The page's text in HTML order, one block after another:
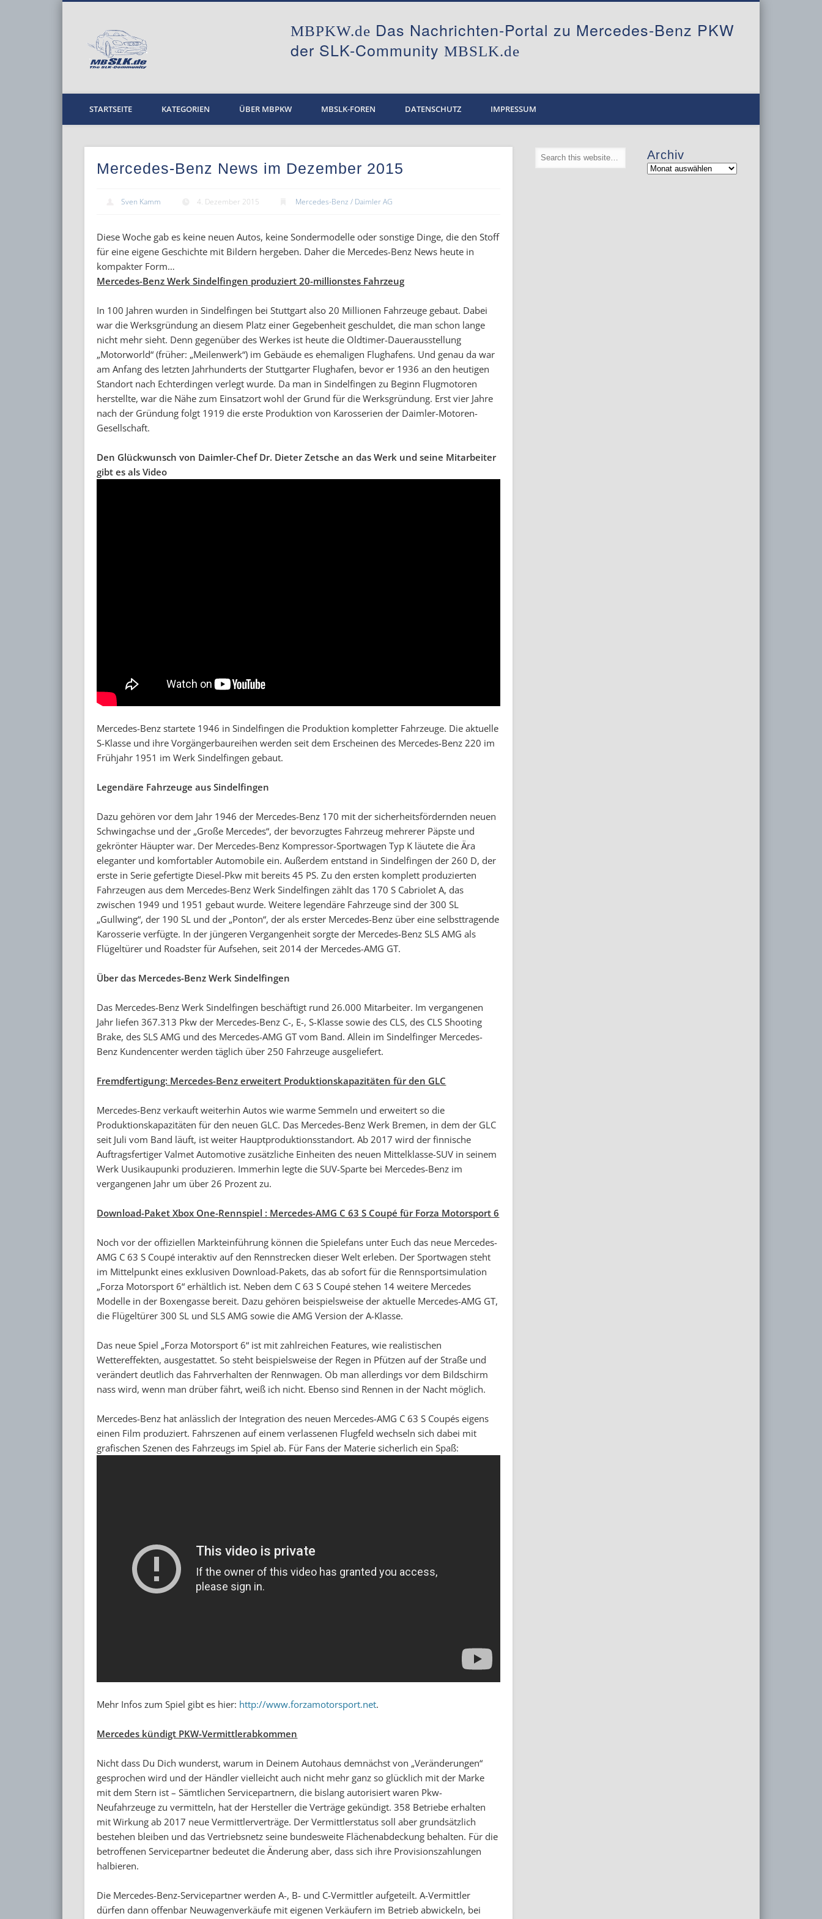
MBPKW
MBPKW.de Das Nachrichten-Portal zu Mercedes-Benz PKW
der SLK-CommunityMBSLK.de
STARTSEITE KATEGORIEN ÜBER MBPKW MBSLK-FOREN DATENSCHUTZ IMPRESSUM
Mercedes-Benz News im Dezember 2015
Sven Kamm 4. Dezember 2015 Mercedes-Benz / Daimler AG
Diese Woche gab es keine neuen Autos, keine Sondermodelle oder sonstige Dinge, die den Stoff
für eine eigene Geschichte mit Bildern hergeben. Daher die Mercedes-Benz News heute in
kompakter Form…
Mercedes-Benz Werk Sindelfingen produziert 20-millionstes Fahrzeug
In 100 Jahren wurden in Sindelfingen bei Stuttgart also 20 Millionen Fahrzeuge gebaut. Dabei
war die Werksgründung an diesem Platz einer Gegebenheit geschuldet, die man schon lange
nicht mehr sieht. Denn gegenüber des Werkes ist heute die Oldtimer-Dauerausstellung
„Motorworld“ (früher: „Meilenwerk“) im Gebäude es ehemaligen Flughafens. Und genau da war
am Anfang des letzten Jahrhunderts der Stuttgarter Flughafen, bevor er 1936 an den heutigen
Standort nach Echterdingen verlegt wurde. Da man in Sindelfingen zu Beginn Flugmotoren
herstellte, war die Nähe zum Einsatzort wohl der Grund für die Werksgründung. Erst vier Jahre
nach der Gründung folgt 1919 die erste Produktion von Karosserien der Daimler-Motoren-
Gesellschaft.
Den Glückwunsch von Daimler-Chef Dr. Dieter Zetsche an das Werk und seine Mitarbeiter
gibt es als Video
Mercedes-Benz startete 1946 in Sindelfingen die Produktion kompletter Fahrzeuge. Die aktuelle
S-Klasse und ihre Vorgängerbaureihen werden seit dem Erscheinen des Mercedes-Benz 220 im
Frühjahr 1951 im Werk Sindelfingen gebaut.
Legendäre Fahrzeuge aus Sindelfingen
Dazu gehören vor dem Jahr 1946 der Mercedes-Benz 170 mit der sicherheitsfördernden neuen
Schwingachse und der „Große Mercedes“, der bevorzugtes Fahrzeug mehrerer Päpste und
gekrönter Häupter war. Der Mercedes-Benz Kompressor-Sportwagen Typ K läutete die Ära
eleganter und komfortabler Automobile ein. Außerdem entstand in Sindelfingen der 260 D, der
erste in Serie gefertigte Diesel-Pkw mit bereits 45 PS. Zu den ersten komplett produzierten
Fahrzeugen aus dem Mercedes-Benz Werk Sindelfingen zählt das 170 S Cabriolet A, das
zwischen 1949 und 1951 gebaut wurde. Weitere legendäre Fahrzeuge sind der 300 SL
„Gullwing“, der 190 SL und der „Ponton“, der als erster Mercedes-Benz über eine selbsttragende
Karosserie verfügte. In der jüngeren Vergangenheit sorgte der Mercedes-Benz SLS AMG als
Flügeltürer und Roadster für Aufsehen, seit 2014 der Mercedes-AMG GT.
Über das Mercedes-Benz Werk Sindelfingen
Das Mercedes-Benz Werk Sindelfingen beschäftigt rund 26.000 Mitarbeiter. Im vergangenen
Jahr liefen 367.313 Pkw der Mercedes-Benz C-, E-, S-Klasse sowie des CLS, des CLS Shooting
Brake, des SLS AMG und des Mercedes-AMG GT vom Band. Allein im Sindelfinger Mercedes-
Benz Kundencenter werden täglich über 250 Fahrzeuge ausgeliefert.
Fremdfertigung: Mercedes-Benz erweitert Produktionskapazitäten für den GLC
Mercedes-Benz verkauft weiterhin Autos wie warme Semmeln und erweitert so die
Produktionskapazitäten für den neuen GLC. Das Mercedes-Benz Werk Bremen, in dem der GLC
seit Juli vom Band läuft, ist weiter Hauptproduktionsstandort. Ab 2017 wird der finnische
Auftragsfertiger Valmet Automotive zusätzliche Einheiten des neuen Mittelklasse-SUV in seinem
Werk Uusikaupunki produzieren. Immerhin legte die SUV-Sparte bei Mercedes-Benz im
vergangenen Jahr um über 26 Prozent zu.
Download-Paket Xbox One-Rennspiel : Mercedes-AMG C 63 S Coupé für Forza Motorsport 6
Noch vor der offiziellen Markteinführung können die Spielefans unter Euch das neue Mercedes-
AMG C 63 S Coupé interaktiv auf den Rennstrecken dieser Welt erleben. Der Sportwagen steht
im Mittelpunkt eines exklusiven Download-Pakets, das ab sofort für die Rennsportsimulation
„Forza Motorsport 6“ erhältlich ist. Neben dem C 63 S Coupé stehen 14 weitere Mercedes
Modelle in der Boxengasse bereit. Dazu gehören beispielsweise der aktuelle Mercedes-AMG GT,
die Flügeltürer 300 SL und SLS AMG sowie die AMG Version der A-Klasse.
Das neue Spiel „Forza Motorsport 6“ ist mit zahlreichen Features, wie realistischen
Wettereffekten, ausgestattet. So steht beispielsweise der Regen in Pfützen auf der Straße und
verändert deutlich das Fahrverhalten der Rennwagen. Ob man allerdings vor dem Bildschirm
nass wird, wenn man drüber fährt, weiß ich nicht. Ebenso sind Rennen in der Nacht möglich.
Mercedes-Benz hat anlässlich der Integration des neuen Mercedes-AMG C 63 S Coupés eigens
einen Film produziert. Fahrszenen auf einem verlassenen Flugfeld wechseln sich dabei mit
grafischen Szenen des Fahrzeugs im Spiel ab. Für Fans der Materie sicherlich ein Spaß:
Mehr Infos zum Spiel gibt es hier: http://www.forzamotorsport.net.
Mercedes kündigt PKW-Vermittlerabkommen
Nicht dass Du Dich wunderst, warum in Deinem Autohaus demnächst von „Veränderungen“
gesprochen wird und der Händler vielleicht auch nicht mehr ganz so glücklich mit der Marke
mit dem Stern ist – Sämtlichen Servicepartnern, die bislang autorisiert waren Pkw-
Neufahrzeuge zu vermitteln, hat der Hersteller die Verträge gekündigt. 358 Betriebe erhalten
mit Wirkung ab 2017 neue Vermittlerverträge. Der Vermittlerstatus soll aber grundsätzlich
bestehen bleiben und das Vertriebsnetz seine bundesweite Flächenabdeckung behalten. Für die
betroffenen Servicepartner bedeutet die Änderung aber, dass sich ihre Provisionszahlungen
halbieren.
Die Mercedes-Benz-Servicepartner werden A-, B- und C-Vermittler aufgeteilt. A-Vermittler
dürfen dann offenbar Neuwagenverkäufe mit eigenen Verkäufern im Betrieb abwickeln, bei
Archiv
Archiv